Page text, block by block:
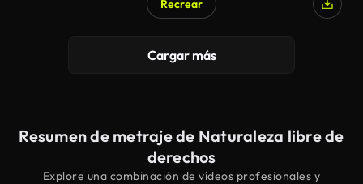
Recrear
Cargar más
Resumen de metraje de Naturaleza libre de
derechos
Explore una combinación de vídeos profesionales y